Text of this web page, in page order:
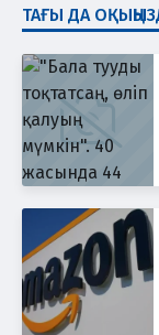
ТАҒЫ ДА